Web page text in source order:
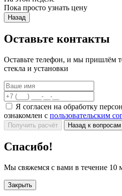
Пока просто узнать цену
Назад
Оставьте контакты
Оставьте телефон, и мы пришлём
стекла и установки
Я согласен на обработку
ознакомлен с пользовательским
Получить расчёт Назад к вопросам
Спасибо!
Мы свяжемся с вами в течение 10
Закрыть